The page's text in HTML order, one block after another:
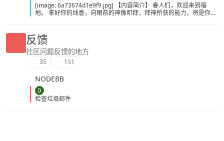
[image: 6a73674d1e9f9.jpg] 【内容简介】 眷人们，欢迎来到福
地。 拿好你的线香，向眼前的神像叩拜，拜神所获的能力，将是你们
悲剧轮回…… 【作者简介】 作者：幻梦猎人，起点中文网作者，代表
作品：《灾厄收容所》《诡异分解指南》《天灾疯人院》《基因收容
所》等 【下载地址】 百度：
https://pan.baidu.com/s/1CTpsB1_Ju5NwzAhO0MvwZQ?pwd=9a1v
夸克：https://pan.quark.cn/s/ffe07719ebb3?pwd=aUYh 移动：
反馈
社区问题反馈的地方
35 151
NODEBB
D
检查垃圾邮件